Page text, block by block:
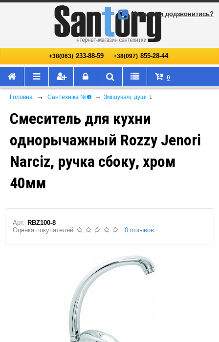
+38(063) 233-88-59 +38(097) 855-28-44
Не змогли додзвонитись?
0
Головна → Сантехніка №❶ → Змішувачі, душі ↓
Смеситель для кухни
однорычажный Rozzy Jenori
Narciz, ручка сбоку, хром
40мм
Арт. RBZ100-8
Оценка покупателей
0 отзывов